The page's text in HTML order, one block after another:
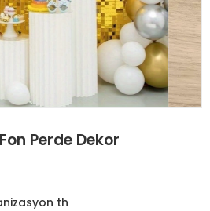
Perde Dekor
th